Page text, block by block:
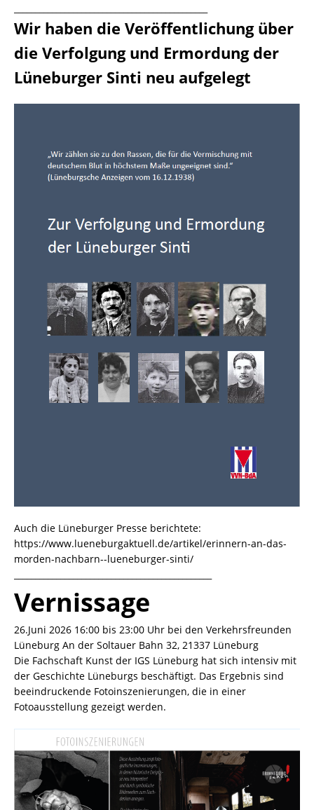
Wir haben die Veröffentlichung über
die Verfolgung und Ermordung der
Lüneburger Sinti neu aufgelegt
Auch die Lüneburger Presse berichtete:
https://www.lueneburgaktuell.de/artikel/erinnern-an-das-
morden-nachbarn--lueneburger-sinti/
Vernissage
26.Juni 2026 16:00 bis 23:00 Uhr bei den Verkehrsfreunden
Lüneburg An der Soltauer Bahn 32, 21337 Lüneburg
Die Fachschaft Kunst der IGS Lüneburg hat sich intensiv mit
der Geschichte Lüneburgs beschäftigt. Das Ergebnis sind
beeindruckende Fotoinszenierungen, die in einer
Fotoausstellung gezeigt werden.